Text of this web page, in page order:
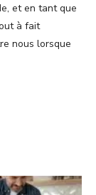
et en tant que
à fait
nous lorsque